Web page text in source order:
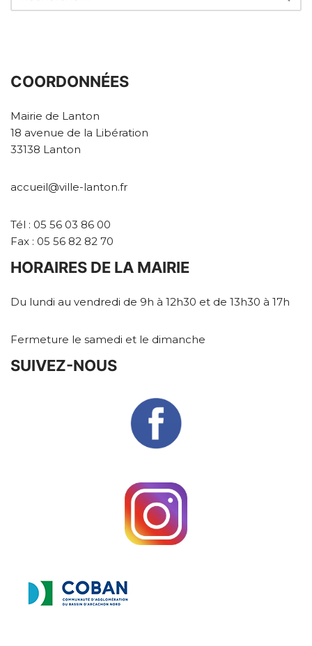
COORDONNÉES
Mairie de Lanton
18 avenue de la Libération
33138 Lanton
accueil@ville-lanton.fr
Tél : 05 56 03 86 00
Fax : 05 56 82 82 70
HORAIRES DE LA MAIRIE
Du lundi au vendredi de 9h à 12h30 et de 13h30 à 17h
Fermeture le samedi et le dimanche
SUIVEZ-NOUS